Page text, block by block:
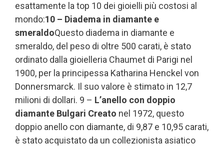
esattamente la top 10 dei gioielli più costosi al
mondo:10 – Diadema in diamante e
smeraldoQuesto diadema in diamante e
smeraldo, del peso di oltre 500 carati, è stato
ordinato dalla gioielleria Chaumet di Parigi nel
1900, per la principessa Katharina Henckel von
Donnersmarck. Il suo valore è stimato in 12,7
milioni di dollari. 9 – L’anello con doppio
diamante Bulgari Creato nel 1972, questo
doppio anello con diamante, di 9,87 e 10,95 carati,
è stato acquistato da un collezionista asiatico